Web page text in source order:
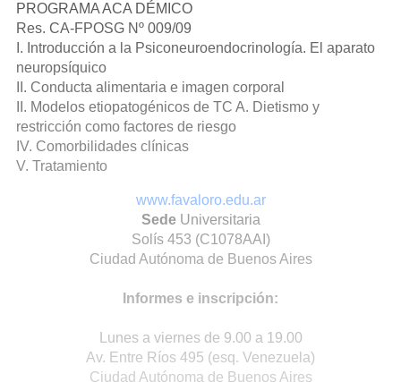
PROGRAMA ACA DÉMICO
Res. CA-FPOSG Nº 009/09
I. Introducción a la Psiconeuroendocrinología. El aparato
neuropsíquico
II. Conducta alimentaria e imagen corporal
II. Modelos etiopatogénicos de TC A. Dietismo y
restricción como factores de riesgo
IV. Comorbilidades clínicas
V. Tratamiento
www.favaloro.edu.ar
Sede Universitaria
Solís 453 (C1078AAI)
Ciudad Autónoma de Buenos Aires
Informes e inscripción:
Lunes a viernes de 9.00 a 19.00
Av. Entre Ríos 495 (esq. Venezuela)
Ciudad Autónoma de Buenos Aires